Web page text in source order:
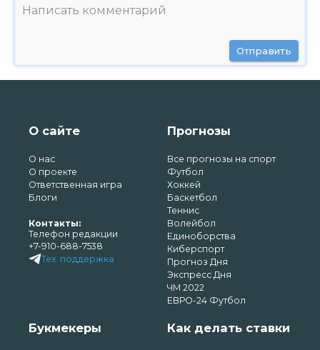
Отправить
О сайте
О нас
О проекте
Ответственная игра
Блоги
Контакты:
Телефон редакции
+7-910-688-7538
Тех. поддержка
Прогнозы
Все прогнозы на спорт
Футбол
Хоккей
Баскетбол
Теннис
Волейбол
Единоборства
Киберспорт
Прогноз Дня
Экспресс Дня
ЧМ 2022
ЕВРО-24 Футбол
Букмекеры Как делать ставки